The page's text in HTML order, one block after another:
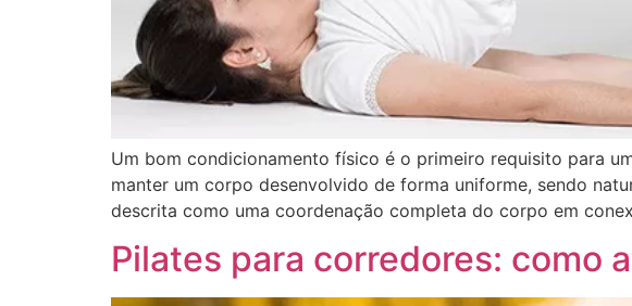
Um bom condicionamento físico é o primeiro requisito para
manter um corpo desenvolvido de forma uniforme, sendo
descrita como uma coordenação completa do corpo em
Pilates para corredores: como